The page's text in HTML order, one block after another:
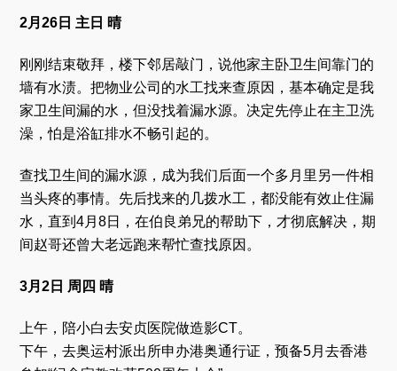
2月26日 主日 晴
刚刚结束敬拜，楼下邻居敲门，说他家主卧卫生间靠门的
墙有水渍。把物业公司的水工找来查原因，基本确定是我
家卫生间漏的水，但没找着漏水源。决定先停止在主卫洗
澡，怕是浴缸排水不畅引起的。
查找卫生间的漏水源，成为我们后面一个多月里另一件相
当头疼的事情。先后找来的几拨水工，都没能有效止住漏
水，直到4月8日，在伯良弟兄的帮助下，才彻底解决，期
间赵哥还曾大老远跑来帮忙查找原因。
3月2日 周四 晴
上午，陪小白去安贞医院做造影CT。
下午，去奥运村派出所申办港奥通行证，预备5月去香港